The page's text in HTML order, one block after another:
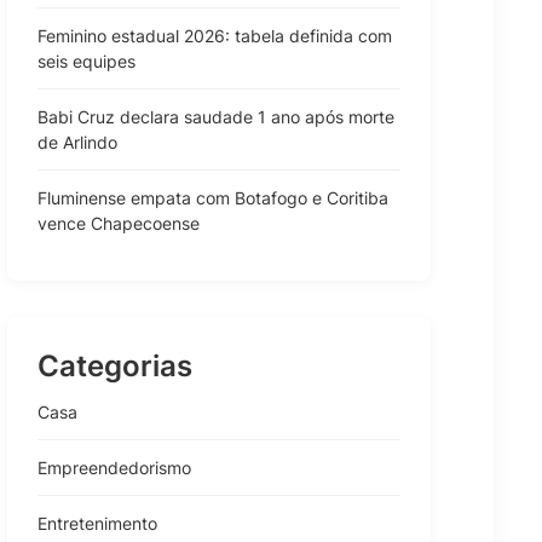
Feminino estadual 2026: tabela definida com
seis equipes
Babi Cruz declara saudade 1 ano após morte
de Arlindo
Fluminense empata com Botafogo e Coritiba
vence Chapecoense
Categorias
Casa
Empreendedorismo
Entretenimento